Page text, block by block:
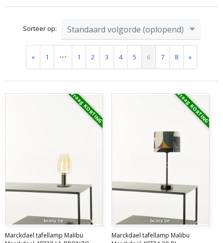
Sorteer op:
« 1 ••• 1 2 3 4 5 6 7 8 »
Vraag KORTING
Marckdael tafellamp Malibu
Vraag KORTING
Marckdael tafellamp Malibu